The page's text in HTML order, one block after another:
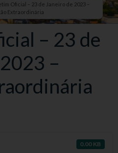
Oficial – 23 de Janeiro de 2023 –
Extraordinária
– 23 de
–
0.00 KB